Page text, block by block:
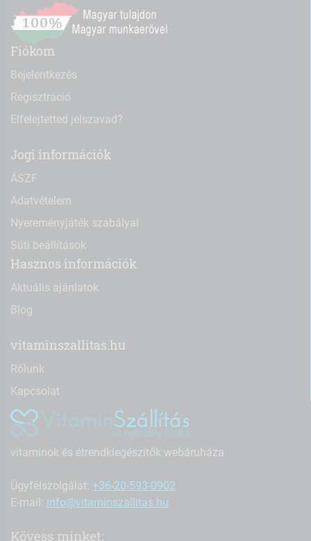
Fiókom
Bejelentkezés
Regisztráció
Elfelejtetted jelszavad?
Jogi információk
ÁSZF
Adatvételem
Nyereményjáték szabályai
Süti beállítások
Hasznos információk
Aktuális ajánlatok
Blog
vitaminszallitas.hu
Rólunk
Kapcsolat
vitaminok és étrendkiegészítők webáruháza
Ügyfélszolgálat: +36-20-593-0902
E-mail: info@vitaminszallitas.hu
Kövess minket: